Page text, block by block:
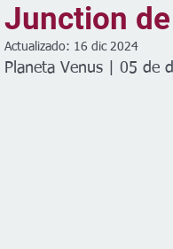
Clima Vivienda
Junction
Actualizado: 16 dic 2024
Planeta Venus | 05 de